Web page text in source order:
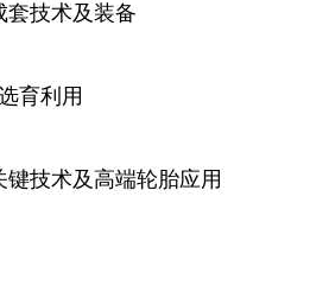
技术及装备
育利用
技术及高端轮胎应用